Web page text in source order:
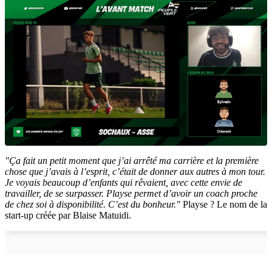
"Ça fait un petit moment que j’ai arrêté ma carrière et la première
chose que j’avais à l’esprit, c’était de donner aux autres à mon tour.
Je voyais beaucoup d’enfants qui rêvaient, avec cette envie de
travailler, de se surpasser. Playse permet d’avoir un coach proche
de chez soi à disponibilité. C’est du bonheur." Playse ? Le nom de la
start-up créée par Blaise Matuidi.